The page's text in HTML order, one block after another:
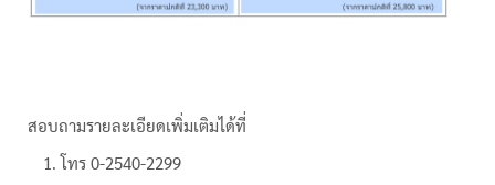
สอบถามรายละเอียดเพิ่มเติมได้ที่
โทร 0-2540-2299